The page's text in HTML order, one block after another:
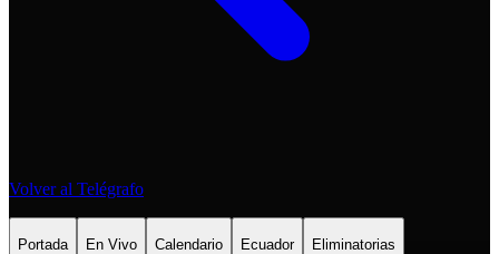
Volver al Telégrafo
Portada En Vivo Calendario Ecuador Eliminatorias